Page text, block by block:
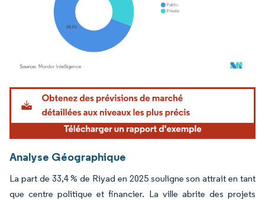
Image © Mordor Intelligence. La réutilisation nécessite une attribution sous CC BY
Analyse Géographique
La part de 33,4 % de Riyad en 2025 souligne son attrait en tant
que centre politique et financier. La ville abrite des projets